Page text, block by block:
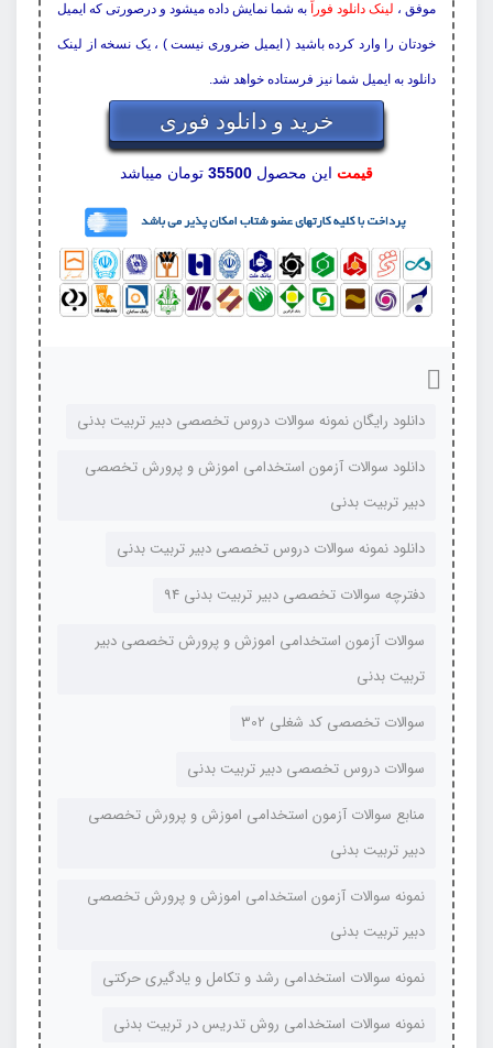
موفق ، لینک دانلود فوراً به شما نمایش داده میشود و درصورتی که ایمیل
خودتان را وارد کرده باشید ( ایمیل ضروری نیست ) ، یک نسخه از لینک
دانلود به ایمیل شما نیز فرستاده خواهد شد.
خرید و دانلود فوری
قیمت این محصول 35500 تومان میباشد
دانلود رایگان نمونه سوالات دروس تخصصی دبیر تربیت بدنی
دانلود سوالات آزمون استخدامی اموزش و پرورش تخصصی
دبیر تربیت بدنی
دانلود نمونه سوالات دروس تخصصی دبیر تربیت بدنی
دفترچه سوالات تخصصی دبیر تربیت بدنی 94
سوالات آزمون استخدامی اموزش و پرورش تخصصی دبیر
تربیت بدنی
سوالات تخصصی کد شغلی 302
سوالات دروس تخصصی دبیر تربیت بدنی
منابع سوالات آزمون استخدامی اموزش و پرورش تخصصی
دبیر تربیت بدنی
نمونه سوالات آزمون استخدامی اموزش و پرورش تخصصی
دبیر تربیت بدنی
نمونه سوالات استخدامی رشد و تکامل و یادگیری حرکتی
نمونه سوالات استخدامی روش تدریس در تربیت بدنی